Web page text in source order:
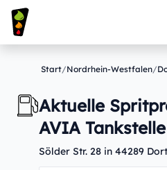
Start/Nordrhein-Westfalen/
Aktuelle
AVIA Tankstelle
Sölder Str. 28 in 44289